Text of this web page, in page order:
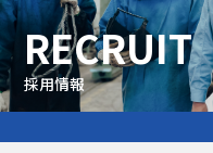
RECRUIT
採用情報